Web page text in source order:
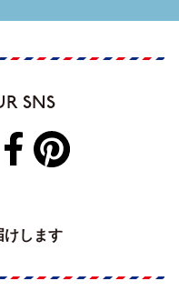
SNS
けします